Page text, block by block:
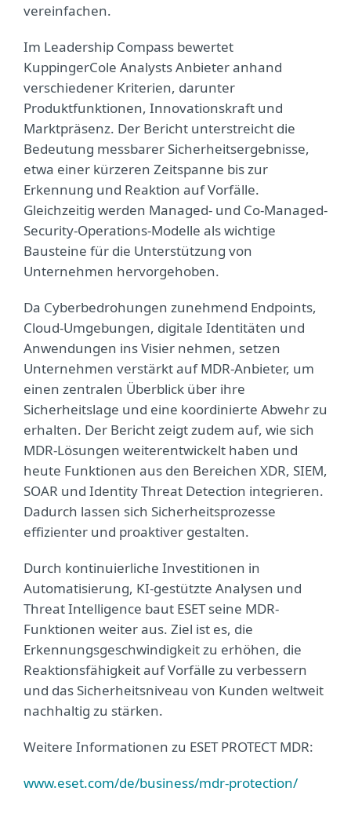
vereinfachen.
Im Leadership Compass bewertet
KuppingerCole Analysts Anbieter anhand
verschiedener Kriterien, darunter
Produktfunktionen, Innovationskraft und
Marktpräsenz. Der Bericht unterstreicht die
Bedeutung messbarer Sicherheitsergebnisse,
etwa einer kürzeren Zeitspanne bis zur
Erkennung und Reaktion auf Vorfälle.
Gleichzeitig werden Managed- und Co-Managed-
Security-Operations-Modelle als wichtige
Bausteine für die Unterstützung von
Unternehmen hervorgehoben.
Da Cyberbedrohungen zunehmend Endpoints,
Cloud-Umgebungen, digitale Identitäten und
Anwendungen ins Visier nehmen, setzen
Unternehmen verstärkt auf MDR-Anbieter, um
einen zentralen Überblick über ihre
Sicherheitslage und eine koordinierte Abwehr zu
erhalten. Der Bericht zeigt zudem auf, wie sich
MDR-Lösungen weiterentwickelt haben und
heute Funktionen aus den Bereichen XDR, SIEM,
SOAR und Identity Threat Detection integrieren.
Dadurch lassen sich Sicherheitsprozesse
effizienter und proaktiver gestalten.
Durch kontinuierliche Investitionen in
Automatisierung, KI-gestützte Analysen und
Threat Intelligence baut ESET seine MDR-
Funktionen weiter aus. Ziel ist es, die
Erkennungsgeschwindigkeit zu erhöhen, die
Reaktionsfähigkeit auf Vorfälle zu verbessern
und das Sicherheitsniveau von Kunden weltweit
nachhaltig zu stärken.
Weitere Informationen zu ESET PROTECT MDR:
www.eset.com/de/business/mdr-protection/